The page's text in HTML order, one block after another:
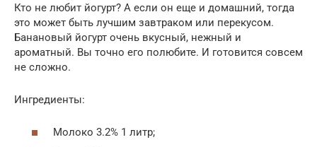
Кто не любит йогурт? А если он еще и домашний, тогда
это может быть лучшим завтраком или перекусом.
Банановый йогурт очень вкусный, нежный и
ароматный. Вы точно его полюбите. И готовится совсем
не сложно.
Ингредиенты:
Молоко 3.2% 1 литр;